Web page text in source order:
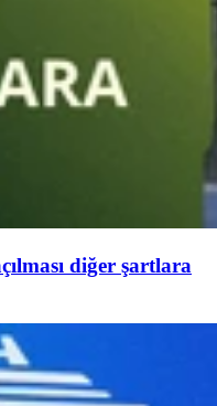
diğer şartlara